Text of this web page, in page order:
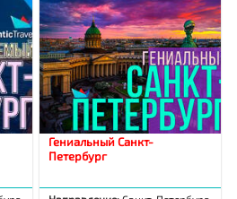
Гениальный Санкт-
Петербург